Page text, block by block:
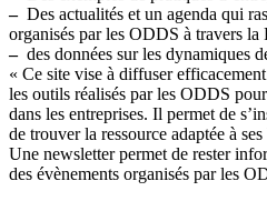
–Des actualités et un agenda qui
organisés par les ODDS à travers la
–des données sur les dynamiques
« Ce site vise à diffuser
les outils réalisés par les ODDS
dans les entreprises. Il permet de
de trouver la ressource adaptée à
Une newsletter permet de rester
des évènements organisés par les